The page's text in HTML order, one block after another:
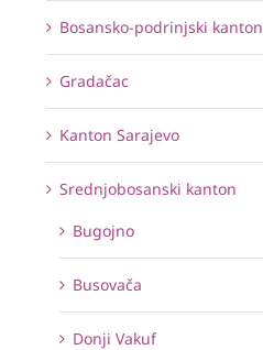
Bosansko-podrinjski kanton
Gradačac
Kanton Sarajevo
Srednjobosanski kanton
Bugojno
Busovača
Donji Vakuf